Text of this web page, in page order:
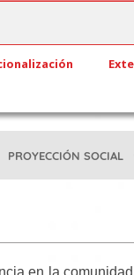
PROYECCIÓN SOCIAL
en la